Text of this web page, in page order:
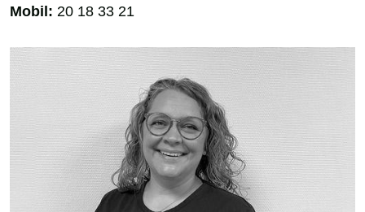
Mobil: 20 18 33 21